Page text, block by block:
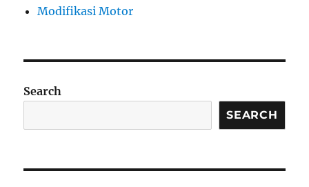
Modifikasi Motor
Search
SEARCH